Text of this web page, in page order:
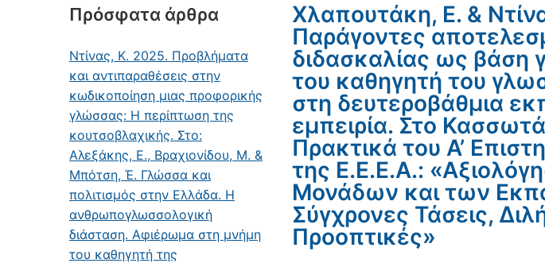
Πρόσφατα άρθρα
Ντίνας, Κ. 2025. Προβλήματα
και αντιπαραθέσεις στην
κωδικοποίηση μιας προφορικής
γλώσσας: Η περίπτωση της
κουτσοβλαχικής. Στο:
Αλεξάκης, Ε., Βραχιονίδου, Μ. &
Μπότση, Έ. Γλώσσα και
πολιτισμός στην Ελλάδα. Η
ανθρωπογλωσσολογική
διάσταση. Αφιέρωμα στη μνήμη
του καθηγητή της
Χλαπουτάκη, Ε. &
Παράγοντες
διδασκαλίας ως βάση
του καθηγητή του
στη δευτεροβάθμια
εμπειρία. Στο
Πρακτικά του Α’
της Ε.Ε.Ε.Α.:
Μονάδων και των
Σύγχρονες Τάσεις,
Προοπτικές»